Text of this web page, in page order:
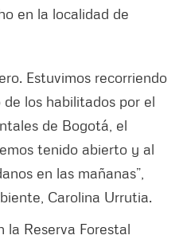
en la localidad de
Estuvimos recorriendo
los habilitados por el
de Bogotá, el
tenido abierto y al
en las mañanas”,
Carolina Urrutia.
la Reserva Forestal